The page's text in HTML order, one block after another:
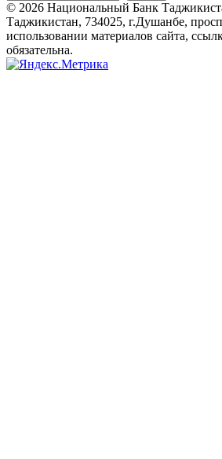
© 2026 Национальный Банк
Таджикистан, 734025, г.Душанбе,
использовании материалов сайта,
обязательна.